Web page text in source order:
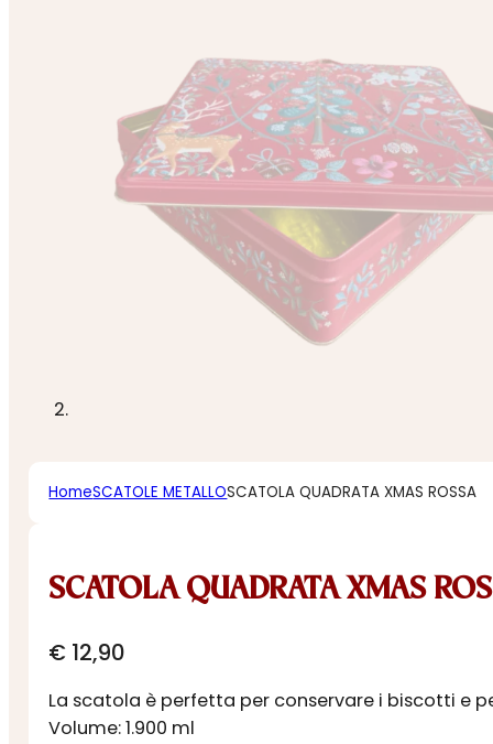
HomeSCATOLE METALLOSCATOLA QUADRATA XMAS ROSSA
SCATOLA QUADRATA XMAS
€ 12,90
La scatola è perfetta per conservare i biscotti e
Volume: 1.900 ml